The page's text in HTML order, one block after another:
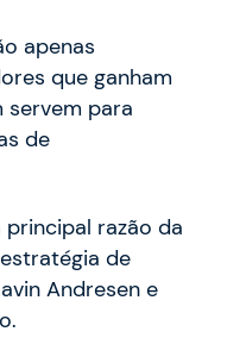
apenas
que ganham
servem para
de
razão da
de
Andresen e